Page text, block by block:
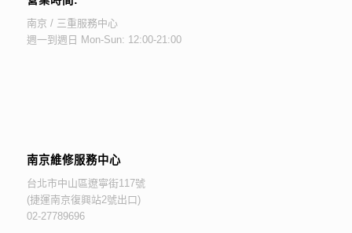
南京 / 三重服務中心
週一到週日 Mon-Sun: 12:00-21:00
南京維修服務中心
台北市中山區遼寧街117號
(捷運南京復興站2號出口)
02-27789696